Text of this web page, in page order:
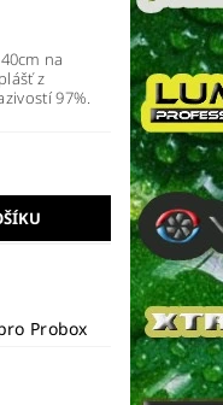
na
z
97%.
Probox